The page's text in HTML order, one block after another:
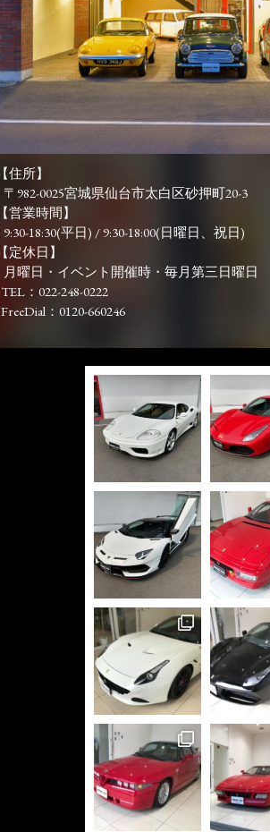
【住所】
〒982-0025宮城県仙台市太白区砂押町20-3
【営業時間】
9:30-18:30(平日) / 9:30-18:00(日曜日、祝日)
【定休日】
月曜日・イベント開催時・毎月第三日曜日
TEL：022-248-0222
FreeDial：0120-660246